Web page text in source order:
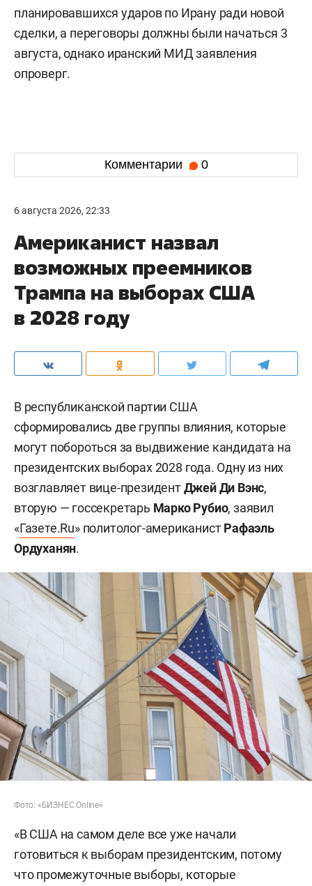
планировавшихся ударов по Ирану ради новой
сделки, а переговоры должны были начаться 3
августа, однако иранский МИД заявления
опроверг.
Комментарии 0
6 августа 2026, 22:33
Американист назвал
возможных преемников
Трампа на выборах США
в 2028 году
В республиканской партии США
сформировались две группы влияния, которые
могут побороться за выдвижение кандидата на
президентских выборах 2028 года. Одну из них
возглавляет вице-президентДжей Ди Вэнс,
вторую — госсекретарь Марко Рубио, заявил
«Газете.Ru» политолог-американистРафаэль
Ордуханян.
Фото: «БИЗНЕС Online»
«В США на самом деле все уже начали
готовиться к выборам президентским, потому
что промежуточные выборы, которые